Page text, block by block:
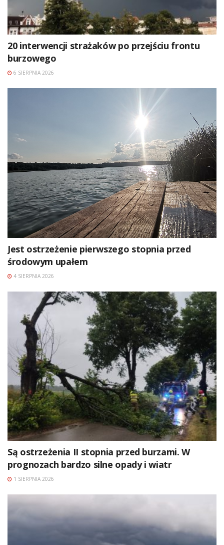
20 interwencji strażaków po przejściu frontu
burzowego
6 SIERPNIA 2026
Jest ostrzeżenie pierwszego stopnia przed
środowym upałem
4 SIERPNIA 2026
Są ostrzeżenia II stopnia przed burzami. W
prognozach bardzo silne opady i wiatr
1 SIERPNIA 2026